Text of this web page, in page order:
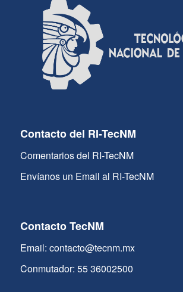
Contacto del RI-TecNM
Comentarios del RI-TecNM
Envíanos un Email al RI-TecNM
Contacto TecNM
Email: contacto@tecnm.mx
Conmutador: 55 36002500